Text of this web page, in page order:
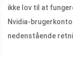
ikke lov til at
Nvidia-
nedenstående